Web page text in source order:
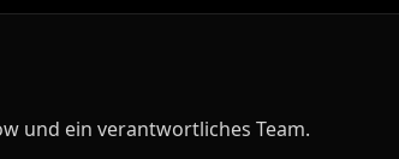
und ein verantwortliches Team.